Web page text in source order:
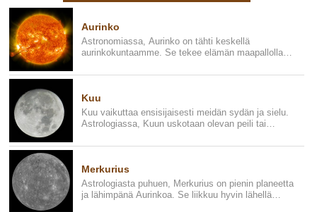
Aurinko
Astronomiassa, Aurinko on tähti keskellä
aurinkokuntaamme. Se tekee elämän maapallolla
Kuu
Kuu vaikuttaa ensisijaisesti meidän sydän ja sielu.
Astrologiassa, Kuun uskotaan olevan peili tai
Merkurius
Astrologiasta puhuen, Merkurius on pienin planeetta
ja lähimpänä Aurinkoa. Se liikkuu hyvin lähellä